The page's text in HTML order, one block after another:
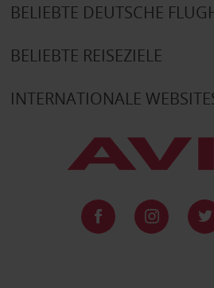
BELIEBTE DEUTSCHE
BELIEBTE REISEZIELE
INTERNATIONALE